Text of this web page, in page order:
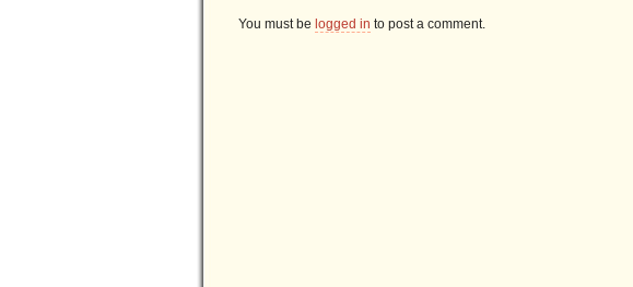
You must be logged in to post a comment.